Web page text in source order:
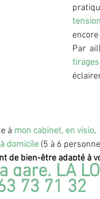
Par
à mon cabinet, en visio,
domicile (5 à 6
de bien-être adapté à
gare, LA
73 71 32